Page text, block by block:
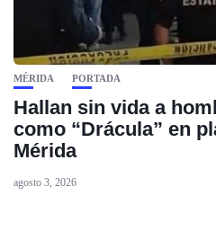
MÉRIDA PORTADA
Hallan sin vida a
como “Drácula” en
Mérida
agosto 3, 2026